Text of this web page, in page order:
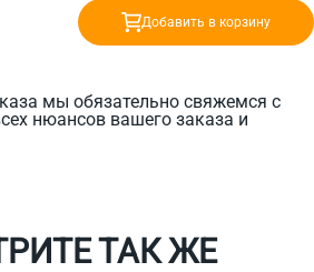
мы обязательно свяжемся с
нюансов вашего заказа и
Добавить в корзину
ТАК ЖЕ